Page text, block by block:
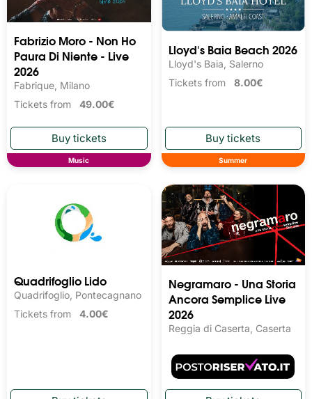
Fabrizio Moro - Non Ho
Paura Di Niente - Live
2026
Fabrique, Milano
Tickets from 49.00€
Music
Lloyd's Baia Beach 2026
Lloyd's Baia, Salerno
Tickets from 8.00€
Summer
Quadrifoglio Lido
Quadrifoglio, Pontecagnano
Tickets from 4.00€
Negramaro - Una Storia
Ancora Semplice Live
2026
Reggia di Caserta, Caserta